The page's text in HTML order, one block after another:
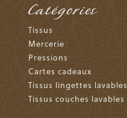
Catégories
Tissus
Mercerie
Pressions
Cartes cadeaux
Tissus lingettes lavables
Tissus couches lavables